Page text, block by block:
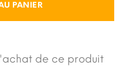
PANIER
de ce produit